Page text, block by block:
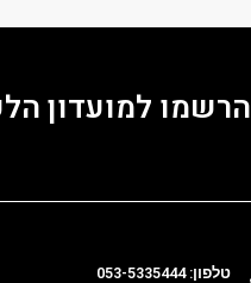
הרשמו למועדון
טלפון: 053-5335444